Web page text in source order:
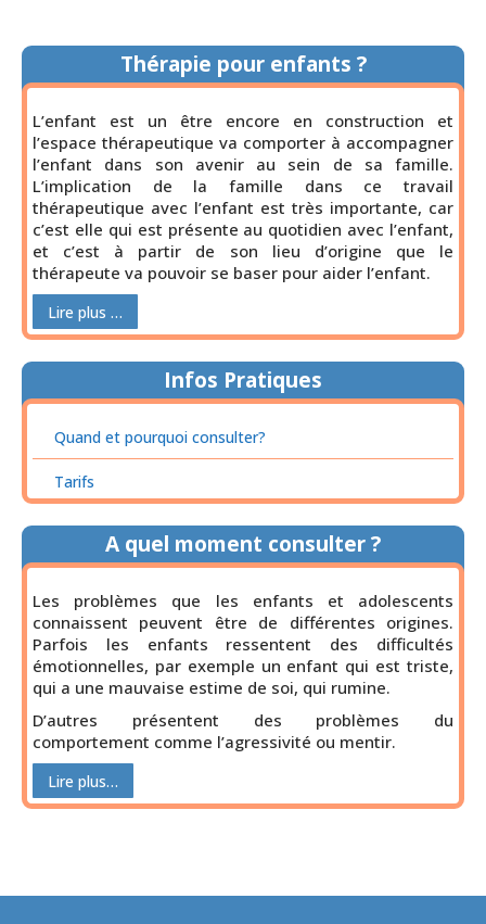
Thérapie pour enfants ?
L’enfant est un être encore en construction et
l’espace thérapeutique va comporter à accompagner
l’enfant dans son avenir au sein de sa famille.
L’implication de la famille dans ce travail
thérapeutique avec l’enfant est très importante, car
c’est elle qui est présente au quotidien avec l’enfant,
et c’est à partir de son lieu d’origine que le
thérapeute va pouvoir se baser pour aider l’enfant.
Lire plus …
Infos Pratiques
Quand et pourquoi consulter?
Tarifs
A quel moment consulter ?
Les problèmes que les enfants et adolescents
connaissent peuvent être de différentes origines.
Parfois les enfants ressentent des difficultés
émotionnelles, par exemple un enfant qui est triste,
qui a une mauvaise estime de soi, qui rumine.
D’autres présentent des problèmes du
comportement comme l’agressivité ou mentir.
Lire plus…